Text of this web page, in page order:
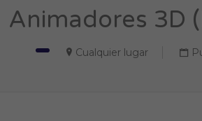
Animadores 3D
Cualquier lugar